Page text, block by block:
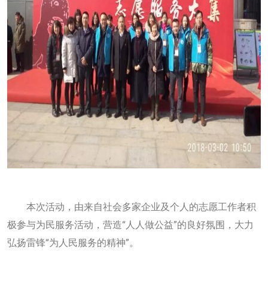
本次活动，由来自社会多家企业及个人的志愿工作者积
极参与为民服务活动，营造“人人做公益”的良好氛围，大力
弘扬雷锋“为人民服务的精神”。